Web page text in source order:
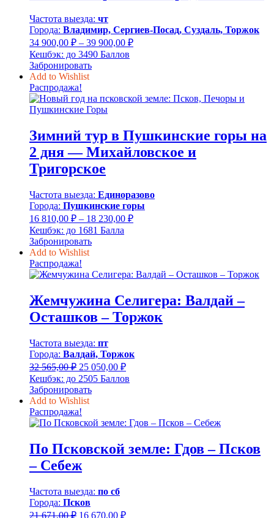
Частота выезда: чт
Города: Владимир, Сергиев-Посад, Суздаль, Торжок
34 900,00 ₽ – 39 900,00 ₽Диапазон
39
Кешбэк: до 3490 Баллов
Забронировать
Add to Wishlist
Распродажа!
Зимний тур в Пушкинские горы на
2 дня — Михайловское и
Тригорское
Частота выезда: Единоразово
Города: Пушкинские горы
16 810,00 ₽ – 18 230,00 ₽Диапазон
18
Кешбэк: до 1681 Балла
Забронировать
Add to Wishlist
Распродажа!
Жемчужина Селигера: Валдай –
Осташков – Торжок
Частота выезда: пт
Города: Валдай, Торжок
32 565,00₽ Первоначальная
цена
составляла
32
565,00 ₽.
25 050,00 ₽Текущая
цена:
25
Кешбэк: до 2505 Баллов
Забронировать
Add to Wishlist
Распродажа!
По Псковской земле: Гдов – Псков
– Себеж
Частота выезда: по сб
Города: Псков
21 671,00₽ Первоначальная
16 670,00 ₽Текущая